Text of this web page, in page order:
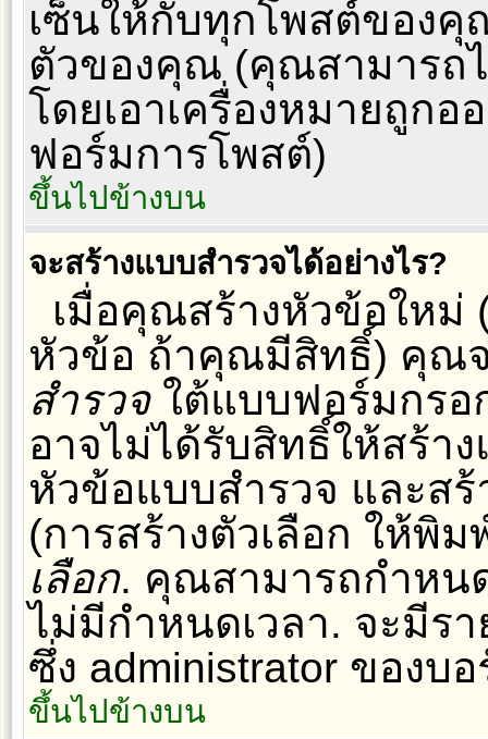
เซ็นให้กับทุกโพสต์ของคุ
ตัวของคุณ (คุณสามารถ
โดยเอาเครื่องหมายถูก
ฟอร์มการโพสต์)
ขึ้นไปข้างบน
จะสร้างแบบสำรวจได้อย่างไร?
เมื่อคุณสร้างหัวข้อใหม่
หัวข้อ ถ้าคุณมีสิทธิ์) คุณ
สำรวจใต้แบบฟอร์มกร
อาจไม่ได้รับสิทธิ์ให้สร้า
หัวข้อแบบสำรวจ และสร้
(การสร้างตัวเลือก ให้
เลือก. คุณสามารถกำหน
ไม่มีกำหนดเวลา. จะมีร
ซึ่ง administrator ของบอ
ขึ้นไปข้างบน